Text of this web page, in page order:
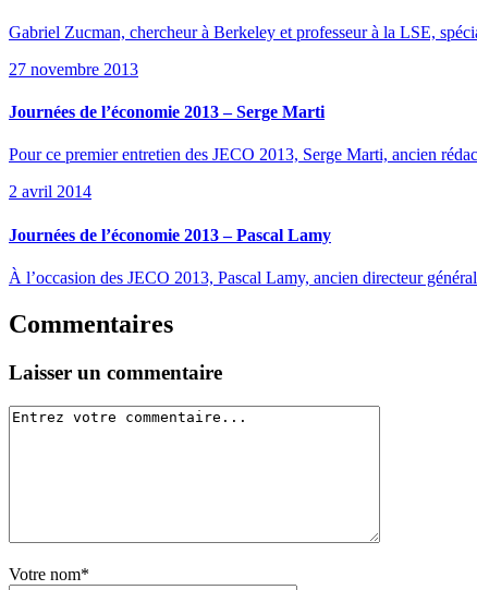
Gabriel Zucman, chercheur à Berkeley et professeur à la LSE,
27 novembre 2013
Journées de l’économie 2013 – Serge Marti
Pour ce premier entretien des JECO 2013, Serge Marti, ancien
2 avril 2014
Journées de l’économie 2013 – Pascal Lamy
À l’occasion des JECO 2013, Pascal Lamy, ancien directeur
Commentaires
Laisser un commentaire
Votre nom*